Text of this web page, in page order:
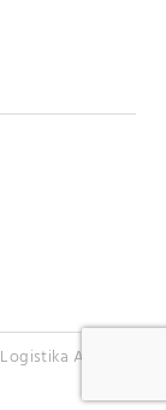
AS 2020